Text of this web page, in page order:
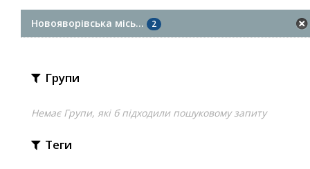
Новояворівська місь... 2
Групи
Немає Групи, які б підходили пошуковому запиту
Теги